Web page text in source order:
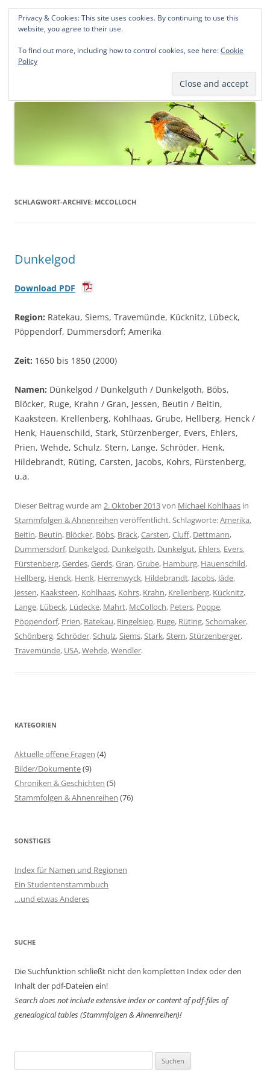
Norddeutsche Genealogien
Michael Kohlhaas und Jens Kirchhoff
springen
SCHLAGWORT-ARCHIVE: MCCOLLOCH
Dunkelgod
Download PDF
Region: Ratekau, Siems, Travemünde, Kücknitz, Lübeck,
Pöppendorf, Dummersdorf; Amerika
Zeit: 1650 bis 1850 (2000)
Namen: Dünkelgod / Dunkelguth / Dunkelgoth, Böbs,
Blöcker, Ruge, Krahn / Gran, Jessen, Beutin / Beitin,
Kaaksteen, Krellenberg, Kohlhaas, Grube, Hellberg, Henck /
Henk, Hauenschild, Stark, Stürzenberger, Evers, Ehlers,
Prien, Wehde, Schulz, Stern, Lange, Schröder, Henk,
Hildebrandt, Rüting, Carsten, Jacobs, Kohrs, Fürstenberg,
u.a.
Dieser Beitrag wurde am 2. Oktober 2013von Michael Kohlhaas in
Stammfolgen & Ahnenreihen veröffentlicht. Schlagworte:Amerika,
Beitin, Beutin, Blöcker, Böbs, Bräck,Carsten,Cluff, Dettmann,
Dummersdorf, Dunkelgod, Dunkelgoth, Dunkelgut, Ehlers, Evers,
Fürstenberg,Gerdes,Gerds,Gran,Grube, Hamburg, Hauenschild,
Hellberg, Henck, Henk, Herrenwyck, Hildebrandt, Jacobs, Jäde,
Jessen, Kaaksteen, Kohlhaas, Kohrs, Krahn, Krellenberg, Kücknitz,
Lange, Lübeck, Lüdecke, Mahrt, McColloch, Peters, Poppe,
Pöppendorf, Prien, Ratekau, Ringelsiep, Ruge, Rüting,Schomaker,
Schönberg,Schröder,Schulz,Siems,Stark,Stern,Stürzenberger,
Travemünde, USA,Wehde,Wendler.
KATEGORIEN
Aktuelle offene Fragen (4)
Bilder/Dokumente(9)
Chroniken & Geschichten (5)
Stammfolgen & Ahnenreihen (76)
SONSTIGES
Index für Namen und Regionen
Ein Studentenstammbuch
…und etwas Anderes
SUCHE
Die Suchfunktion schließt nicht den kompletten Index oder den
Inhalt der pdf-Dateien ein!
Search does not include extensive index or content ofpdf-files of
genealogical tables (Stammfolgen & Ahnenreihen)!
nach:
Privacy & Cookies: This site uses cookies. By continuing to use this
website, you agree to their use.
To find out more, including how to control cookies, see here:Cookie
Policy